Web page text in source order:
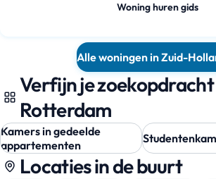
Woning huren gids
Alle woningen in Zuid-
Verfijn je
Rotterdam
Kamers in gedeelde
appartementen
Locaties in de buurt